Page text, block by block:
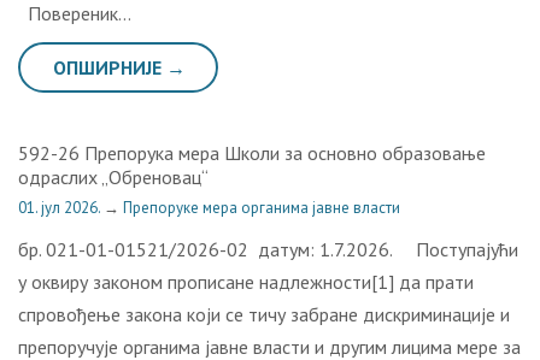
Повереник…
ОПШИРНИЈЕ →
592-26 Препорука мера Школи за основно образовање
одраслих „Обреновац“
01. јул 2026. → Препоруке мера органима јавне власти
бр. 021-01-01521/2026-02 датум: 1.7.2026. Поступајући
у оквиру законом прописане надлежности[1] да прати
спровођење закона који се тичу забране дискриминације и
препоручује органима јавне власти и другим лицима мере за